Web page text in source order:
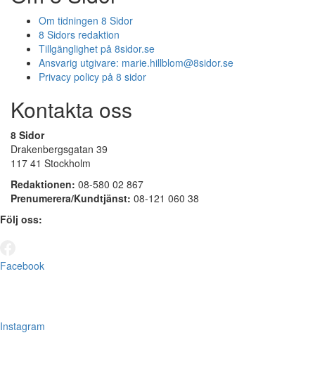
Om tidningen 8 Sidor
8 Sidors redaktion
Tillgänglighet på 8sidor.se
Ansvarig utgivare: marie.hillblom@8sidor.se
Privacy policy på 8 sidor
Kontakta oss
8 Sidor
Drakenbergsgatan 39
117 41 Stockholm
Redaktionen: 08-580 02 867
Prenumerera/Kundtjänst: 08-121 060 38
Följ oss:
Facebook
Instagram